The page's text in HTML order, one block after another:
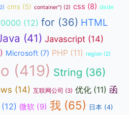
cms (5) container") (2) css (8) dede
(12) for (36) HTML
(41) Javascript (14)
Microsoft (7) PHP (11) region (2)
(419) String (36)
(14) 互联网公司 (3) 优化 (11) 函
(12) 微软 (9) 我 (65) 日本 (4)